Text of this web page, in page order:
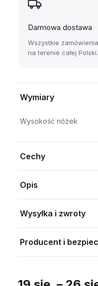
Darmowa dostawa
Wszystkie
na terenie całej Polski.
Wymiary
Wysokość nóżek
Cechy
Opis
Wysyłka i zwroty
Producent i